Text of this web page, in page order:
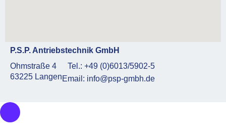
P.S.P. Antriebstechnik GmbH
Ohmstraße 4
63225 Langen
Tel.: +49 (0)6013/5902-5
Email: info@psp-gmbh.de